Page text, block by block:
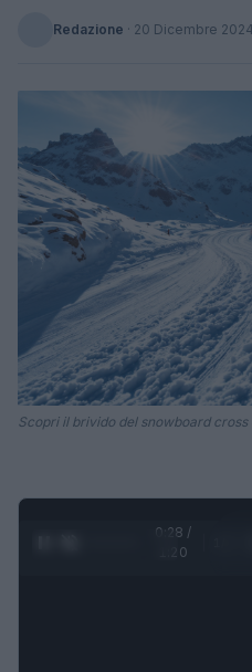
Redazione · 20 Dicembre 2024
Scopri il brivido del snowboard
0:28 /
1:20